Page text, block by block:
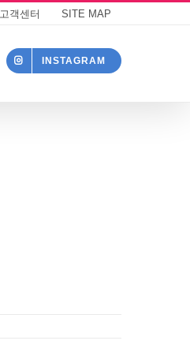
고객센터 SITE MAP
INSTAGRAM